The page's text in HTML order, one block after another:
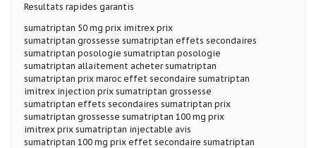
Resultats rapides garantis
sumatriptan 50 mg prix imitrex prix
sumatriptan grossesse sumatriptan effets secondaires
sumatriptan posologie sumatriptan posologie
sumatriptan allaitement acheter sumatriptan
sumatriptan prix maroc effet secondaire sumatriptan
imitrex injection prix sumatriptan grossesse
sumatriptan effets secondaires sumatriptan prix
sumatriptan grossesse sumatriptan 100 mg prix
imitrex prix sumatriptan injectable avis
sumatriptan 100 mg prix effet secondaire sumatriptan